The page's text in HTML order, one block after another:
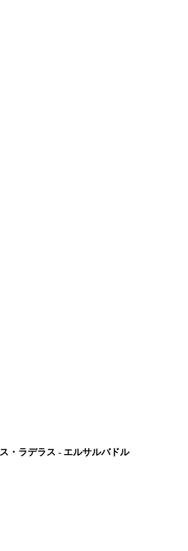
ス・ラデラス - エルサルバドル